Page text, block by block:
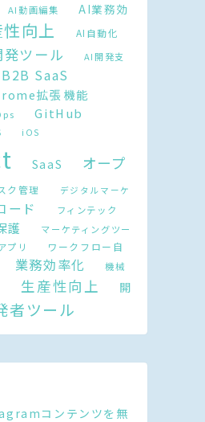
AI動画編集
AI業務効
向上 AI自動化
ツール
AI開発支
B2B SaaS
拡張機能
GitHub
iOS
SaaS
オープ
ク管理
デジタルマーケ
ード フィンテック
護
マーケティングツー
プリ
ワークフロー自
業務効率化
機械
生産性向上
開
者ツール
コンテンツを無